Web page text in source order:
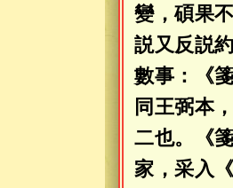
變，碩果
説又反説
數事：《
同王弼本
二也。《
家，采入